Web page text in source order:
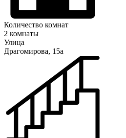
Количество комнат
2 комнаты
Улица
Драгомирова, 15а